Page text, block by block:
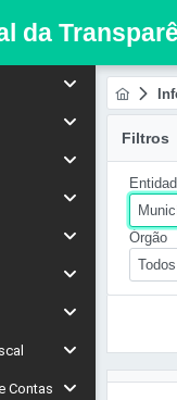
da
Contas
Filtros
Órgão
Todos